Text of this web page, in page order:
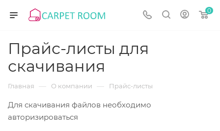
0
Прайс-листы для
скачивания
Главная — О компании — Прайс-листы
Для скачивания файлов необходимо
авторизироваться